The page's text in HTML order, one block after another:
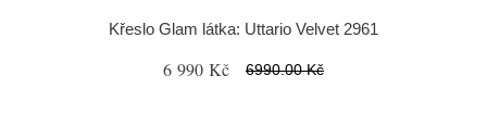
Křeslo Glam látka: Uttario Velvet 2961
6 990 Kč 6990.00 Kč